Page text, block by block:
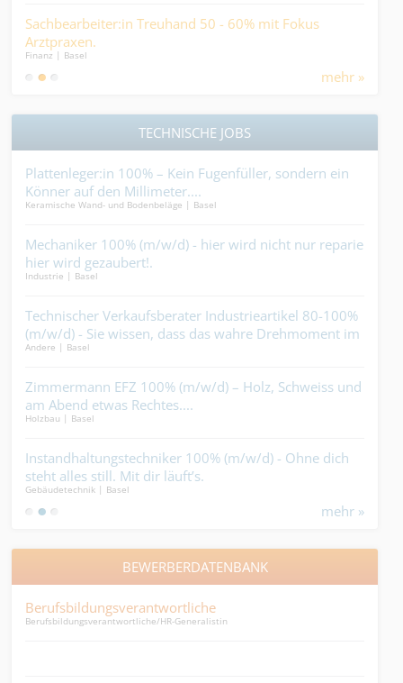
Sachbearbeiter:in Treuhand 50 - 60% mit Fokus
Arztpraxen.
Finanz | Basel
mehr »
TECHNISCHE JOBS
Plattenleger:in 100% – Kein Fugenfüller, sondern ein
Könner auf den Millimeter....
Keramische Wand- und Bodenbeläge | Basel
Mechaniker 100% (m/w/d) - hier wird nicht nur repariert,
hier wird gezaubert!.
Industrie | Basel
Technischer Verkaufsberater Industrieartikel 80-100%
(m/w/d) - Sie wissen, dass das wahre Drehmoment im
richtigen Wort zur richtigen Zeit liegt....
Andere | Basel
Zimmermann EFZ 100% (m/w/d) – Holz, Schweiss und
am Abend etwas Rechtes....
Holzbau | Basel
Instandhaltungstechniker 100% (m/w/d) - Ohne dich
steht alles still. Mit dir läuft’s.
Gebäudetechnik | Basel
mehr »
BEWERBERDATENBANK
Berufsbildungsverantwortliche
Berufsbildungsverantwortliche/HR-Generalistin